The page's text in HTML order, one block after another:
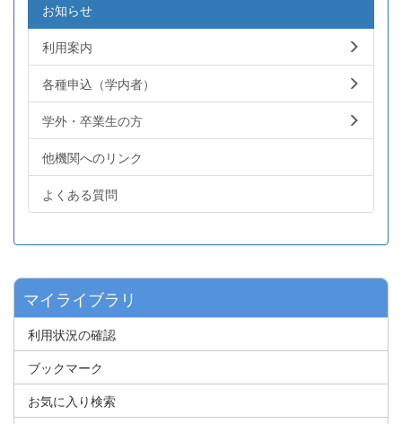
お知らせ
利用案内
各種申込（学内者）
学外・卒業生の方
他機関へのリンク
よくある質問
マイライブラリ
利用状況の確認
ブックマーク
お気に入り検索